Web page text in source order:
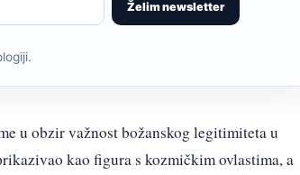
Želim newsletter
u obzir važnost božanskog legitimiteta u
kao figura s kozmičkim ovlastima, a